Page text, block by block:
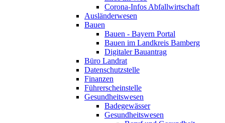
Corona-Infos Abfallwirtschaft
Ausländerwesen
Bauen
Bauen - Bayern Portal
Bauen im Landkreis Bamberg
Digitaler Bauantrag
Büro Landrat
Datenschutzstelle
Finanzen
Führerscheinstelle
Gesundheitswesen
Badegewässer
Gesundheitswesen